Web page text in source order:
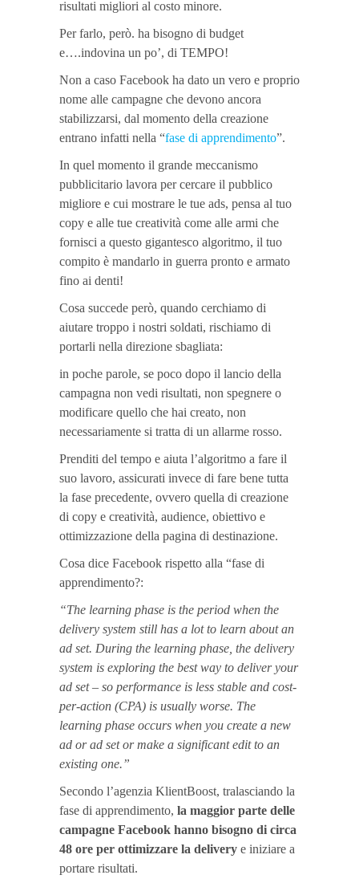
risultati migliori al costo minore.
Per farlo, però. ha bisogno di budget
e….indovina un po’, di TEMPO!
Non a caso Facebook ha dato un vero e proprio
nome alle campagne che devono ancora
stabilizzarsi, dal momento della creazione
entrano infatti nella “fase di apprendimento”.
In quel momento il grande meccanismo
pubblicitario lavora per cercare il pubblico
migliore e cui mostrare le tue ads, pensa al tuo
copy e alle tue creatività come alle armi che
fornisci a questo gigantesco algoritmo, il tuo
compito è mandarlo in guerra pronto e armato
fino ai denti!
Cosa succede però, quando cerchiamo di
aiutare troppo i nostri soldati, rischiamo di
portarli nella direzione sbagliata:
in poche parole, se poco dopo il lancio della
campagna non vedi risultati, non spegnere o
modificare quello che hai creato, non
necessariamente si tratta di un allarme rosso.
Prenditi del tempo e aiuta l’algoritmo a fare il
suo lavoro, assicurati invece di fare bene tutta
la fase precedente, ovvero quella di creazione
di copy e creatività, audience, obiettivo e
ottimizzazione della pagina di destinazione.
Cosa dice Facebook rispetto alla “fase di
apprendimento?:
“The learning phase is the period when the
delivery system still has a lot to learn about an
ad set. During the learning phase, the delivery
system is exploring the best way to deliver your
ad set – so performance is less stable and cost-
per-action (CPA) is usually worse. The
learning phase occurs when you create a new
ad or ad set or make a significant edit to an
existing one.”
Secondo l’agenzia KlientBoost, tralasciando la
fase di apprendimento, la maggior parte delle
campagne Facebook hanno bisogno di circa
48 ore per ottimizzare la delivery e iniziare a
portare risultati.